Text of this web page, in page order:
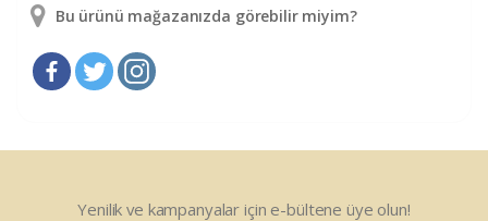
Bu ürünü mağazanızda görebilir miyim?
Yenilik ve kampanyalar için e-bültene üye olun!